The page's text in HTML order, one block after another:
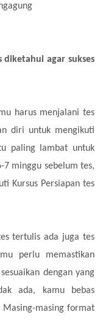
agar sukses
harus menjalani tes
diri untuk mengikuti
paling lambat untuk
7 minggu sebelum tes,
Kursus Persiapan tes
tertulis ada juga tes
perlu memastikan
dengan yang
ada, kamu bebas
masing format